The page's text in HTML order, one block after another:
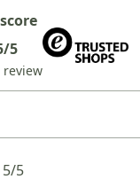
5
review
5/5